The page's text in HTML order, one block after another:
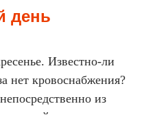
день
Известно-ли
нет кровоснабжения?
из